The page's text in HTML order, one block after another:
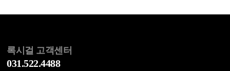
록시걸 고객센터
031.522.4488